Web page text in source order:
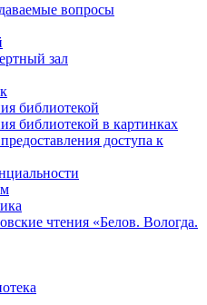
вопросы
зал
библиотекой
библиотекой в картинках
доступа к
чтения «Белов. Вологда.